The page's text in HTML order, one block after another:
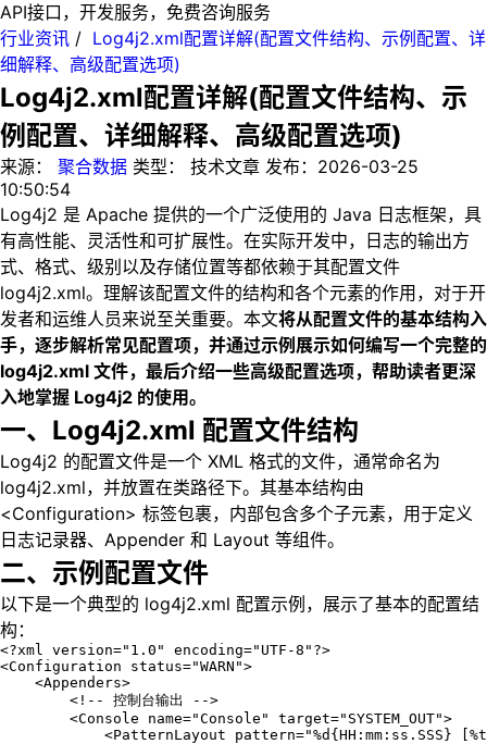
API接口，开发服务，免费咨询服务
行业资讯 / Log4j2.xml配置详解(配置文件结构、示例配置、详
细解释、高级配置选项)
Log4j2.xml配置详解(配置文件结构、示
例配置、详细解释、高级配置选项)
来源： 聚合数据 类型： 技术文章 发布： 2026-03-25
10:50:54
Log4j2 是 Apache 提供的一个广泛使用的 Java 日志框架，具
有高性能、灵活性和可扩展性。在实际开发中，日志的输出方
式、格式、级别以及存储位置等都依赖于其配置文件
log4j2.xml。理解该配置文件的结构和各个元素的作用，对于开
发者和运维人员来说至关重要。本文将从配置文件的基本结构入
手，逐步解析常见配置项，并通过示例展示如何编写一个完整的
log4j2.xml 文件，最后介绍一些高级配置选项，帮助读者更深
入地掌握 Log4j2 的使用。
一、Log4j2.xml 配置文件结构
Log4j2 的配置文件是一个 XML 格式的文件，通常命名为
log4j2.xml，并放置在类路径下。其基本结构由
<Configuration> 标签包裹，内部包含多个子元素，用于定义
日志记录器、Appender 和 Layout 等组件。
二、示例配置文件
以下是一个典型的 log4j2.xml 配置示例，展示了基本的配置结
构：
<?xml version="1.0" encoding="UTF-8"?>
<Configuration status="WARN">
<Appenders>
<!-- 控制台输出 -->
<Console name="Console" target="SYSTEM_OUT">
<PatternLayout pattern="%d{HH:mm:ss.SSS} [%t]